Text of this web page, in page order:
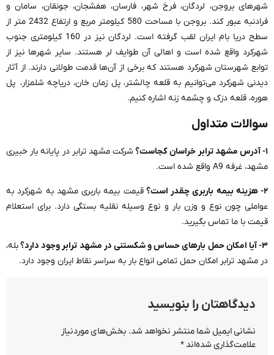
شهرهای بروجن، لردگان، فرخ شهر، فارسان، هفشجان، جونقان، سامان و
فرادنبه عبور کند. بروجن با مساحت 580 کیلومتر مربع و ارتفاع 2432 متر از
سطح دریا بام ایران لقب گرفته است. لردگان نیز در 160 کیلومتری جنوب
شهرکرد واقع شده است و اهالی آن طوایف لر هستند. سایر شهرها نیز از
توابع شهرستان شهرکرد هستند که برخی از آن‌ها قدمت طولانی دارند. از آثار
دیدنی شهرکرد می‌توانیم به قلعه چالشتر، پل زمان خان، دریاچه شلمزار، پل
هوره، قلعه دزک و چشمه زنه اشاره کنیم.
سوالات متداول
۱- آدرس مشهد ترابر خراسان کجاست؟
شرکت مشهد ترابر در پایانه بار خبیری
مشهد، غرفه A9 واقع شده است.
۲- هزینه بیمه باربری چقدر است؟
قیمت بیمه باربری مشهد به شهرکرد به
عواملی چون نوع و وزن بار و نوع وسیله نقلیه بستگی دارد. برای استعلام
قیمت با ما تماس بگیرید.
۳- آیا امکان حمل بارهای حساس و شکستنی در مشهد ترابر وجود دارد؟
بله،
در مشهد ترابر امکان حمل تمامی انواع بار به سراسر نقاط ایران وجود دارد.
دیدگاهتان را بنویسید
نشانی ایمیل شما منتشر نخواهد شد. بخش‌های موردنیاز
علامت‌گذاری شده‌اند *